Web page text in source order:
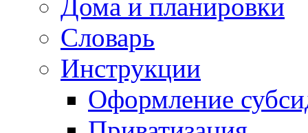
Дома и планировки
Словарь
Инструкции
Оформление